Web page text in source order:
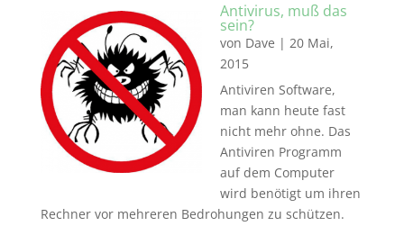
Antivirus, muß das
sein?
von Dave | 20 Mai,
2015
Antiviren Software,
man kann heute fast
nicht mehr ohne. Das
Antiviren Programm
auf dem Computer
wird benötigt um ihren
Rechner vor mehreren Bedrohungen zu schützen.